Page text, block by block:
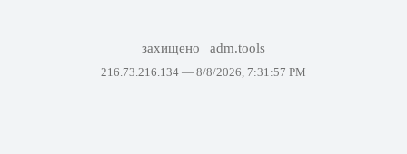
захищено adm.tools
216.73.216.134 — 8/8/2026, 7:31:57 PM